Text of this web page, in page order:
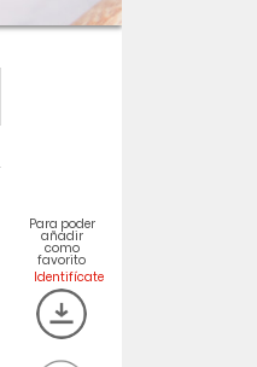
Para poder
añadir
como
favorito